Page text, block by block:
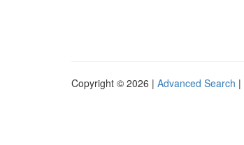
Copyright © 2026 | Advanced Search |